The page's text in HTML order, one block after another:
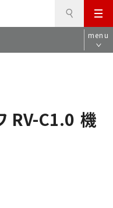
メ
ニ
ュ
menu
RV-C1.0 機